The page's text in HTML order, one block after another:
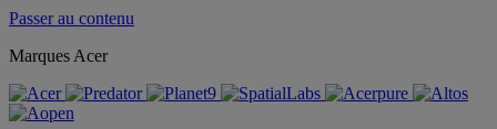
Passer au contenu
Marques Acer